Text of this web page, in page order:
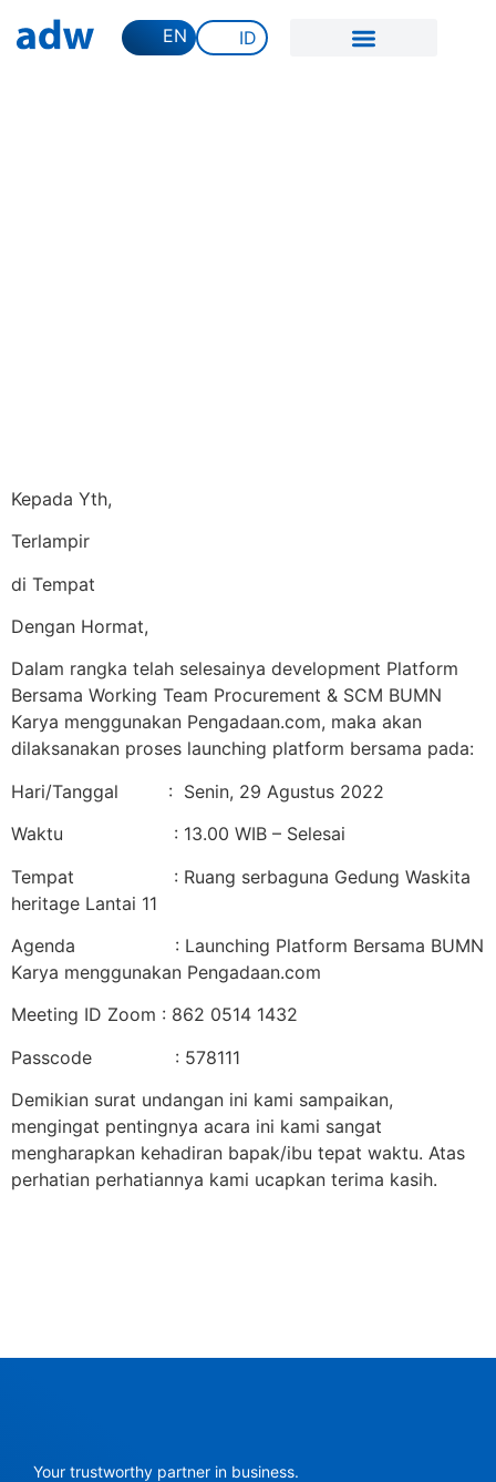
EN ID
Kepada Yth,
Terlampir
di Tempat
Dengan Hormat,
Dalam rangka telah selesainya development Platform
Bersama Working Team Procurement & SCM BUMN
Karya menggunakan Pengadaan.com, maka akan
dilaksanakan proses launching platform bersama pada:
Hari/Tanggal : Senin, 29 Agustus 2022
Waktu : 13.00 WIB – Selesai
Tempat : Ruang serbaguna Gedung Waskita
heritage Lantai 11
Agenda : Launching Platform Bersama BUMN
Karya menggunakan Pengadaan.com
Meeting ID Zoom : 862 0514 1432
Passcode : 578111
Demikian surat undangan ini kami sampaikan,
mengingat pentingnya acara ini kami sangat
mengharapkan kehadiran bapak/ibu tepat waktu. Atas
perhatian perhatiannya kami ucapkan terima kasih.
Your trustworthy partner in business.